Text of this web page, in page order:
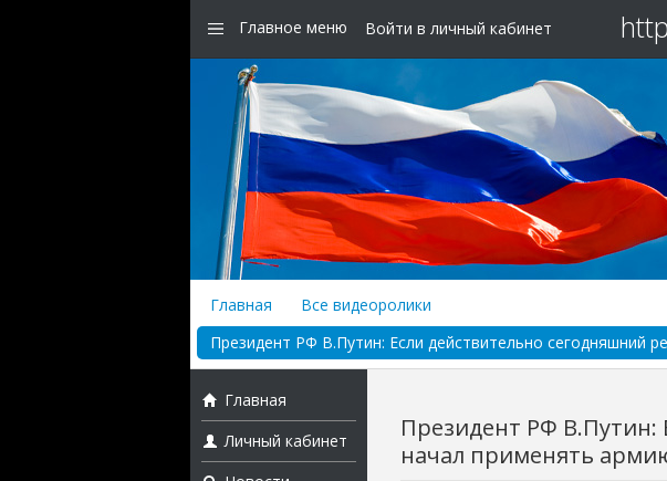
Главное меню Войти в личный кабинет
Главная
Все видеоролики
Президент РФ В.Путин: Если действительно сегодняшний
Главная
Личный кабинет
Президент РФ В.Путин:
начал применять